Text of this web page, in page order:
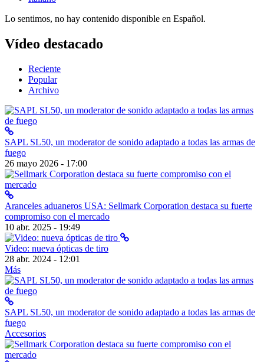
Lo sentimos, no hay contenido disponible en Español.
Vídeo destacado
Reciente
Popular
Archivo
SAPL SL50, un moderator de sonido adaptado a todas las armas de
fuego
26 mayo 2026 - 17:00
Aranceles aduaneros USA: Sellmark Corporation destaca su fuerte
compromiso con el mercado
10 abr. 2025 - 19:49
Video: nueva ópticas de tiro
28 abr. 2024 - 12:01
Más
SAPL SL50, un moderator de sonido adaptado a todas las armas de
fuego
Accesorios